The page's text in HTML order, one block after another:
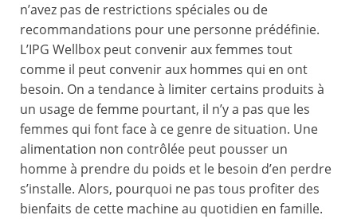
n’avez pas de restrictions spéciales ou de
recommandations pour une personne prédéfinie.
L’IPG Wellbox peut convenir aux femmes tout
comme il peut convenir aux hommes qui en ont
besoin. On a tendance à limiter certains produits à
un usage de femme pourtant, il n’y a pas que les
femmes qui font face à ce genre de situation. Une
alimentation non contrôlée peut pousser un
homme à prendre du poids et le besoin d’en perdre
s’installe. Alors, pourquoi ne pas tous profiter des
bienfaits de cette machine au quotidien en famille.